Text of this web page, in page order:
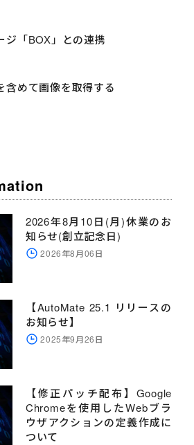
ジ「BOX」との連携
含めて画像を取得する
2026年8月10日(月)休業のお
知らせ(創立記念日)
2026年8月06日
【AutoMate 25.1 リリースの
お知らせ】
2025年9月26日
【修正パッチ配布】Google
Chromeを使用したWebブラ
ウザアクションの定義作成に
ついて